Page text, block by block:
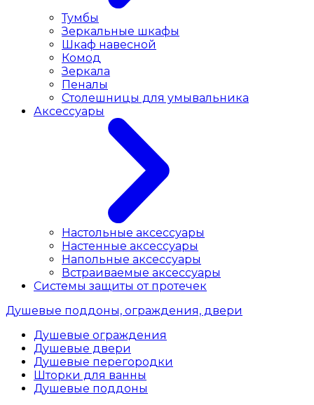
Тумбы
Зеркальные шкафы
Шкаф навесной
Комод
Зеркала
Пеналы
Столешницы для умывальника
Аксессуары
Настольные аксессуары
Настенные аксессуары
Напольные аксессуары
Встраиваемые аксессуары
Системы защиты от протечек
Душевые поддоны, ограждения, двери
Душевые ограждения
Душевые двери
Душевые перегородки
Шторки для ванны
Душевые поддоны